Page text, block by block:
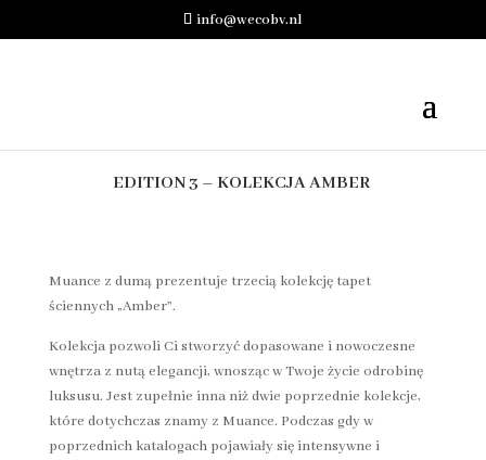
info@wecobv.nl
EDITION 3 – KOLEKCJA AMBER
Muance z dumą prezentuje trzecią kolekcję tapet
ściennych „Amber”.
Kolekcja pozwoli Ci stworzyć dopasowane i nowoczesne
wnętrza z nutą elegancji, wnosząc w Twoje życie odrobinę
luksusu. Jest zupełnie inna niż dwie poprzednie kolekcje,
które dotychczas znamy z Muance. Podczas gdy w
poprzednich katalogach pojawiały się intensywne i